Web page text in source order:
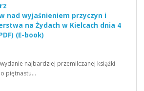
nad wyjaśnieniem przyczyn i
na Żydach w Kielcach dnia 4
(E-book)
najbardziej przemilczanej książki
piętnastu…